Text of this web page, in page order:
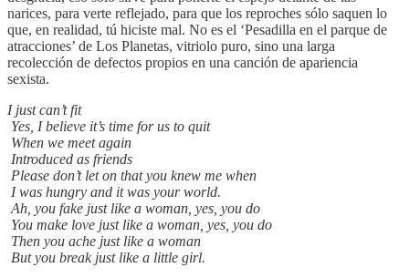
narices, para verte reflejado, para que los reproches sólo saquen lo
que, en realidad, tú hiciste mal. No es el ‘Pesadilla en el parque de
atracciones’ de Los Planetas, vitriolo puro, sino una larga
recolección de defectos propios en una canción de apariencia
sexista.
I just can’t fit
Yes, I believe it’s time for us to quit
When we meet again
Introduced as friends
Please don’t let on that you knew me when
I was hungry and it was your world.
Ah, you fake just like a woman, yes, you do
You make love just like a woman, yes, you do
Then you ache just like a woman
But you break just like a little girl.